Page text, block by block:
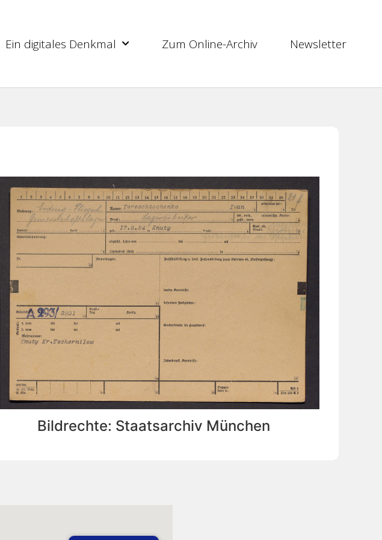
Ein digitales Denkmal Zum Online-Archiv Newsletter
Bildrechte: Staatsarchiv München